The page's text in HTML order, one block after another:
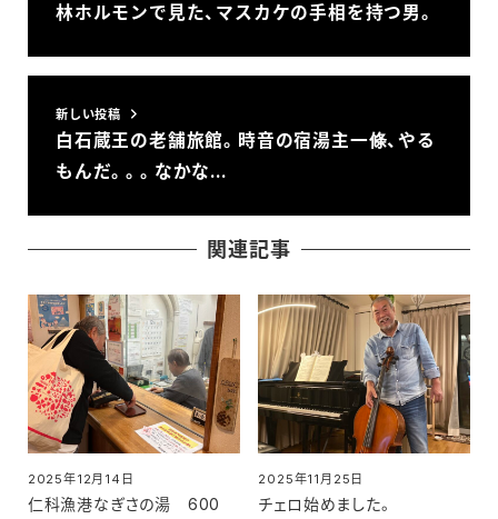
林ホルモンで見た、マスカケの手相を持つ男。
新しい投稿
白石蔵王の老舗旅館。時音の宿湯主一條、やる
もんだ。。。なかな…
関連記事
仁科漁港なぎさの湯 600
投稿日
2025年12月14日
チェロ始めました。
投稿日
2025年11月25日